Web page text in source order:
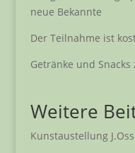
neue Bekannte
Der Teilnahme ist
Getränke und
Weitere
Kunstaustellung